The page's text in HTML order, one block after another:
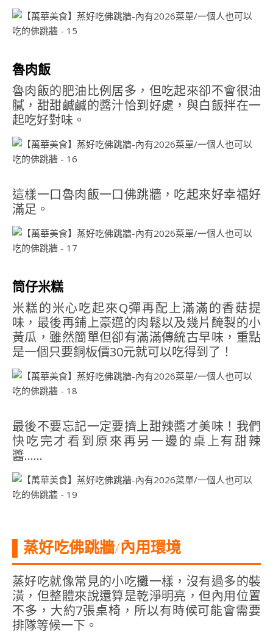
魯肉飯
魯肉飯的肥油比例居多，但吃起來卻不會很油
膩，甜甜鹹鹹的醬汁恰到好處，與白飯拌在一
起吃好對味。
這樣一口魯肉飯一口佛跳牆，吃起來好幸福好
滿足。
筒仔米糕
米糕的米心吃起來Q彈再配上滿滿的香菇提
味，最後再鋪上豪邁的肉鬆以及幾片醃製的小
黃瓜，雖然簡單但卻有滿滿傳統古早味，重點
是一個只要銅板價30元就可以吃得到了！
最後不要忘記一定要擠上甜辣醬才美味！我們
快吃完才看到原來再另一邊的桌上有甜辣
醬……
▌蒸好吃佛跳牆/內用環境
蒸好吃就像常見的小吃攤一樣，沒有過多的裝
潢，但整體來說還算是乾淨明亮，但內用位置
不多，大約7張桌椅，所以有時候可能會需要
排隊等候一下。